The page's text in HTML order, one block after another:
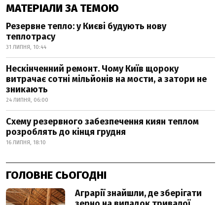
МАТЕРІАЛИ ЗА ТЕМОЮ
Резервне тепло: у Києві будують нову
теплотрасу
31 ЛИПНЯ, 10:44
Нескінченний ремонт. Чому Київ щороку
витрачає сотні мільйонів на мости, а затори не
зникають
24 ЛИПНЯ, 06:00
Схему резервного забезпечення киян теплом
розроблять до кінця грудня
16 ЛИПНЯ, 18:10
ГОЛОВНЕ СЬОГОДНІ
Аграрії знайшли, де зберігати